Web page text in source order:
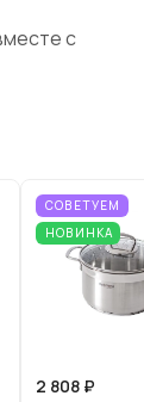
с
СОВЕТУЕМ
НОВИНКА
2 808 ₽